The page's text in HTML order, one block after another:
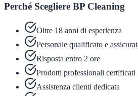
Perché Scegliere BP Cleaning
Oltre 18 anni di esperienza
Personale qualificato e
Risposta entro 2 ore
Prodotti professionali certificati
Assistenza clienti dedicata